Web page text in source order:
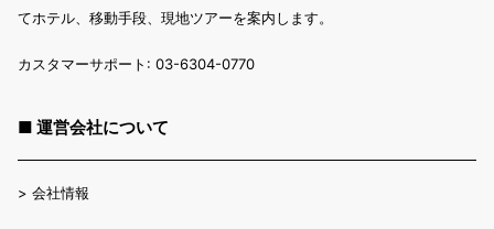
てホテル、移動手段、現地ツアーを案内します。
カスタマーサポート: 03-6304-0770
■ 運営会社について
> 会社情報